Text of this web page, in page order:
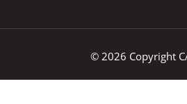
© 2026 Copyright